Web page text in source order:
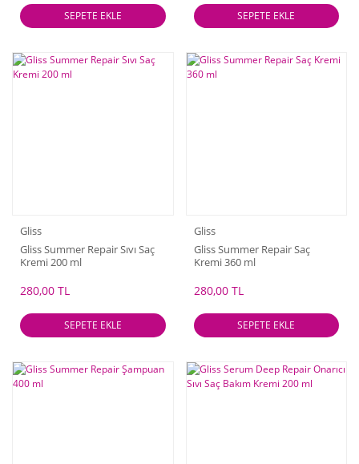
SEPETE EKLE SEPETE EKLE
Gliss
Gliss Summer Repair Sıvı Saç
Kremi 200 ml
280,00 TL
SEPETE EKLE
Gliss
Gliss Summer Repair Saç
Kremi 360 ml
280,00 TL
SEPETE EKLE